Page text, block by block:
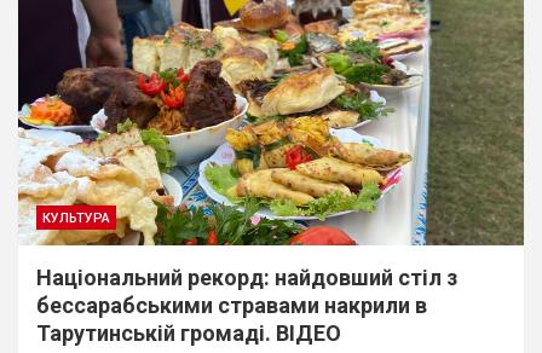
КУЛЬТУРА
Національний рекорд: найдовший стіл з
бессарабськими стравами накрили в
Тарутинській громаді. ВІДЕО